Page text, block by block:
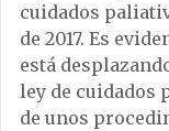
cuidados
de 2017. Es
está
ley de cuidados
de unos